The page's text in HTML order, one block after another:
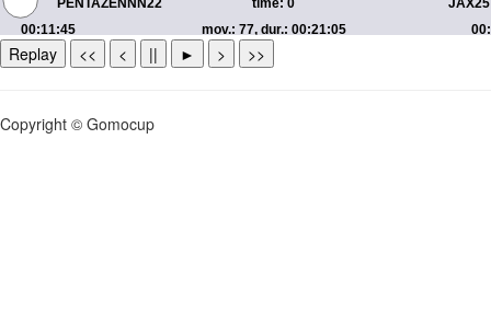
Replay << < || ► > >>
Copyright © Gomocup